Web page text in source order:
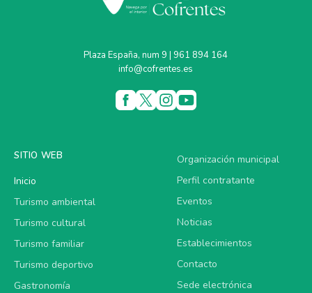
Plaza España, num 9 | 961 894 164
info@cofrentes.es
SITIO WEB
Inicio
Turismo ambiental
Turismo cultural
Turismo familiar
Turismo deportivo
Gastronomía
Organización municipal
Perfil contratante
Eventos
Noticias
Establecimientos
Contacto
Sede electrónica